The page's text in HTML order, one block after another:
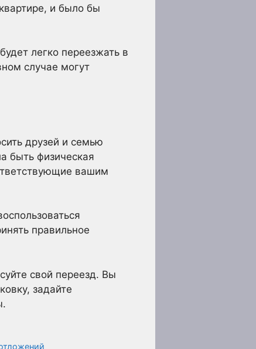
и было бы
легко переезжать в
случае могут
друзей и семью
быть физическая
вашим
правильное
свой переезд. Вы
задайте